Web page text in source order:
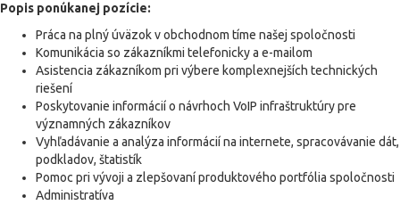
Popis ponúkanej pozície:
Práca na plný úväzok v obchodnom tíme našej spoločnosti
Komunikácia so zákazníkmi telefonicky a e-mailom
Asistencia zákazníkom pri výbere komplexnejších technických
riešení
Poskytovanie informácií o návrhoch VoIP infraštruktúry pre
významných zákazníkov
Vyhľadávanie a analýza informácií na internete, spracovávanie dát,
podkladov, štatistík
Pomoc pri vývoji a zlepšovaní produktového portfólia spoločnosti
Administratíva